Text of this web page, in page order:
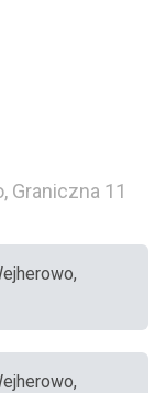
Graniczna 11